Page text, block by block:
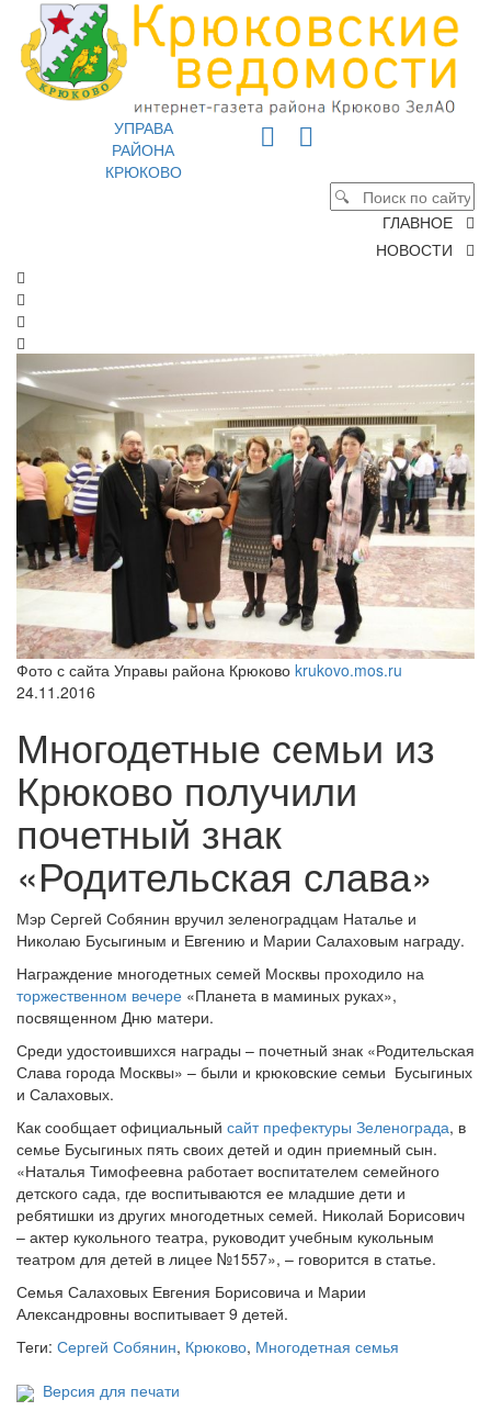
УПРАВА
РАЙОНА
КРЮКОВО
ГЛАВНОЕ
НОВОСТИ
Фото с сайта Управы района Крюково krukovo.mos.ru
24.11.2016
Многодетные семьи из
Крюково получили
почетный знак
«Родительская слава»
Мэр Сергей Собянин вручил зеленоградцам Наталье и
Николаю Бусыгиным и Евгению и Марии Салаховым награду.
Награждение многодетных семей Москвы проходило на
торжественном вечере «Планета в маминых руках»,
посвященном Дню матери.
Среди удостоившихся награды – почетный знак «Родительская
Слава города Москвы» – были и крюковские семьи Бусыгиных
и Салаховых.
Как сообщает официальный сайт префектуры Зеленограда, в
семье Бусыгиных пять своих детей и один приемный сын.
«Наталья Тимофеевна работает воспитателем семейного
детского сада, где воспитываются ее младшие дети и
ребятишки из других многодетных семей. Николай Борисович
– актер кукольного театра, руководит учебным кукольным
театром для детей в лицее №1557», – говорится в статье.
Семья Салаховых Евгения Борисовича и Марии
Александровны воспитывает 9 детей.
Теги: Сергей Собянин, Крюково, Многодетная семья
Версия для печати